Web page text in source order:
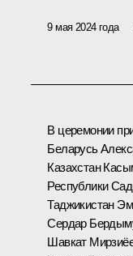
9 мая 2024 года
В церемонии
Беларусь
Казахстан
Республики
Таджикистан
Сердар
Шавкат